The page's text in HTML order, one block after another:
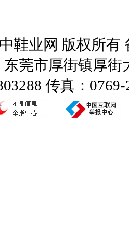
鞋业网 版权所有
莞市厚街镇厚
传真：0769-